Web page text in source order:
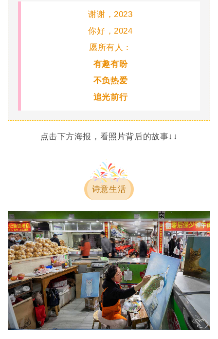
谢谢，2023
你好，2024
愿所有人：
有趣有盼
不负热爱
追光前行
点击下方海报，看照片背后的故事↓↓
诗意生活